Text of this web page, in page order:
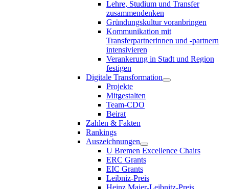
Lehre, Studium und Transfer
zusammendenken
Gründungskultur voranbringen
Kommunikation mit
Transferpartnerinnen und -partnern
intensivieren
Verankerung in Stadt und Region
festigen
Digitale Transformation
Projekte
Mitgestalten
Team-CDO
Beirat
Zahlen & Fakten
Rankings
Auszeichnungen
U Bremen Excellence Chairs
ERC Grants
EIC Grants
Leibniz-Preis
Heinz Maier-Leibnitz-Preis